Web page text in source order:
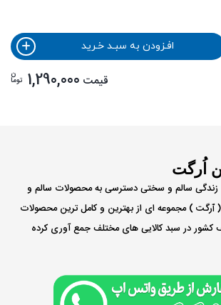
افـزودن به سبـد خـرید
قیمت 1,290,000 توما
ن
اُرگت
سالم و سختی دسترسی به محصولات سالم و
( ٱرگت ) مجموعه ای از بهترین و کامل ترین محصولات
کشور در سبد کالایی های مختلف جمع آوری کرده